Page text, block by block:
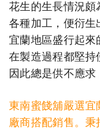
花生的生長情況頗
各種加工，便衍生
宜蘭地區盛行起來
在製造過程都堅持
因此總是供不應求
東南蜜餞舖嚴選宜
廠商搭配銷售。秉